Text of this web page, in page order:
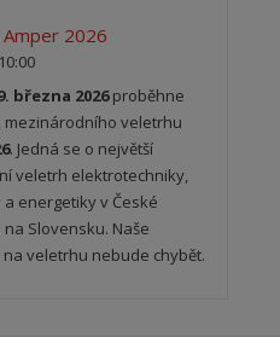
Amper 2026
března 2026proběhne
mezinárodního veletrhu
. Jedná se o největší
veletrh elektrotechniky,
energetiky v České
Slovensku. Naše
veletrhu nebude chybět.